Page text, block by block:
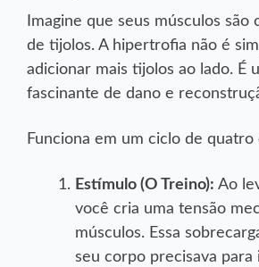
Imagine que seus músculos são
de tijolos. A hipertrofia não é
adicionar mais tijolos ao lado. É
fascinante de dano e
Funciona em um ciclo de quatro
Estímulo (O Treino): Ao
você cria uma tensão
músculos. Essa
seu corpo precisava para